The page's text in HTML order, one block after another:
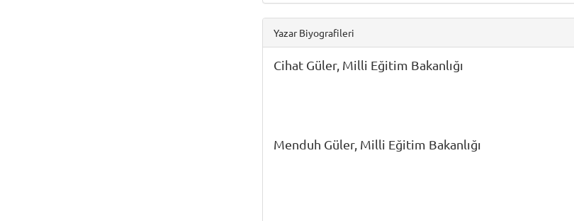
Yazar Biyografileri
Cihat Güler, Milli Eğitim Bakanlığı
Menduh Güler, Milli Eğitim Bakanlığı